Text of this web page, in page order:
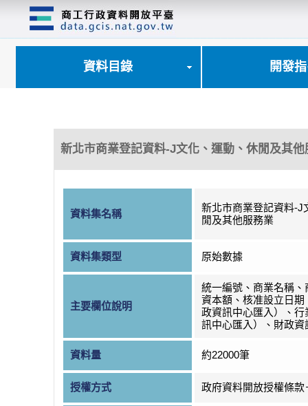
資料目錄 開發
新北市商業登記資料-J文化、運動、休閒及其他
資料集名稱
新北市商業登記資料-J
閒及其他服務業
資料集類型 原始數據
主要欄位說明
統一編號、商業名稱、
資本額、核准設立日期
政資訊中心匯入）、行
訊中心匯入）、財政資
資料量 約22000筆
授權方式 政府資料開放授權條款